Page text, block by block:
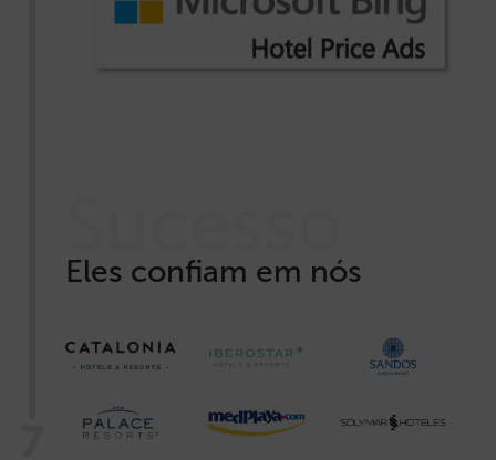
Eles confiam em nós